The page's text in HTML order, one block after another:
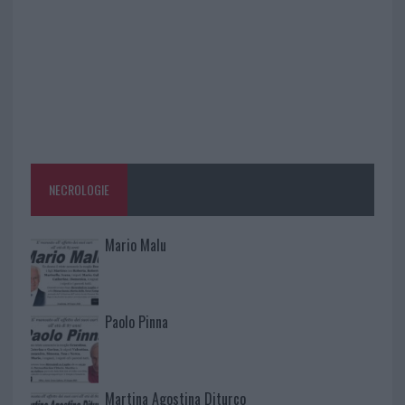
NECROLOGIE
Mario Malu
Paolo Pinna
Martina Agostina Diturco